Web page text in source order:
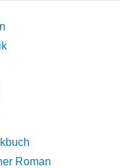
Roman